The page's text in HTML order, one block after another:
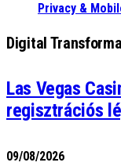
Privacy &
Digital
Las Vegas
regisztrációs
09/08/2026